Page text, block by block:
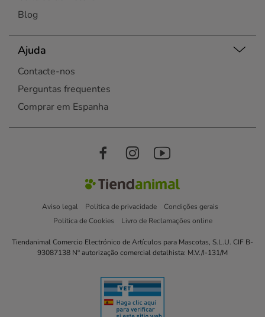
Blog
Ajuda
Contacte-nos
Perguntas frequentes
Comprar em Espanha
Aviso legal Política de privacidade
Condições gerais
Política de Cookies
Livro de Reclamações online
Tiendanimal Comercio Electrónico de Artículos para Mascotas, S.L.U. CIF B-
93087138 Nº autorização comercial detalhista: M.V./I-131/M